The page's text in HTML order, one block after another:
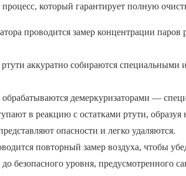
который гарантирует полную
проводится замер концентрации паров
аккуратно собираются специальными
демеркуризаторами —
в реакцию с остатками ртути, образуя
опасности и легко удаляются.
повторный замер воздуха, чтобы
безопасного уровня, предусмотренного